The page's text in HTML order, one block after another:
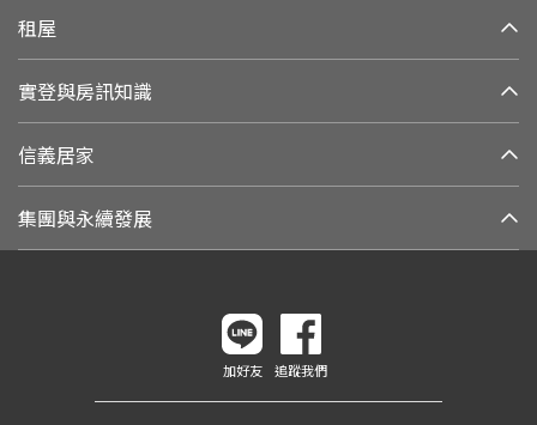
租屋
實登與房訊知識
信義居家
集團與永續發展
加好友 追蹤我們